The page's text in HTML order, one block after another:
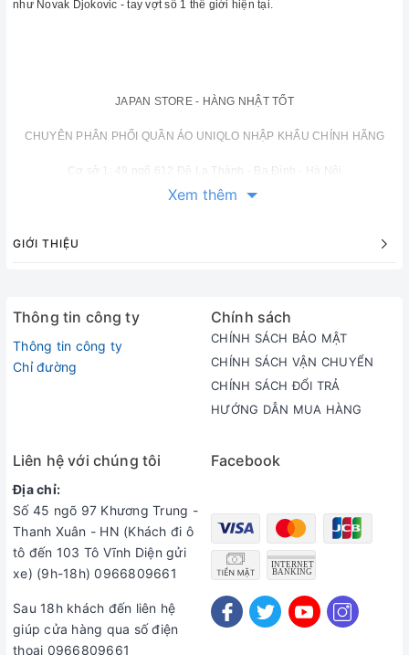
như Novak Djokovic - tay vợt số 1 thế giới hiện tại.
JAPAN STORE - HÀNG NHẬT TỐT
CHUYÊN PHÂN PHỐI QUẦN ÁO UNIQLO NHẬP KHẨU CHÍNH HÃNG
Cơ sở 1: 49 ngõ 612 Đê La Thành - Ba Đình - Hà Nội
hangnhattot.vn
Fanpage: https://www.facebook.com/ijapanstore/?pnref=lhc
Xem thêm
GIỚI THIỆU
Thông tin công ty
Thông tin công ty
Chỉ đường
Chính sách
CHÍNH SÁCH BẢO MẬT
CHÍNH SÁCH VẬN CHUYỂN
CHÍNH SÁCH ĐỔI TRẢ
HƯỚNG DẪN MUA HÀNG
Liên hệ với chúng tôi
Địa chỉ:
Số 45 ngõ 97 Khương Trung -
Thanh Xuân - HN (Khách đi ô
tô đến 103 Tô Vĩnh Diện gửi
xe) (9h-18h) 0966809661
Sau 18h khách đến liên hệ
giúp cửa hàng qua số điện
thoại 0966809661
Facebook